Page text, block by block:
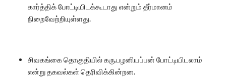
கார்த்திக் போட்டியிடக்கூடாது என்றும் தீர்மானம்
நிறைவேற்றியுள்ளது.
சிவகங்கை தொகுதியில் கரு.பழனியப்பன் போட்டியிடலாம்
என்று தகவல்கள் தெரிவிக்கின்றன.